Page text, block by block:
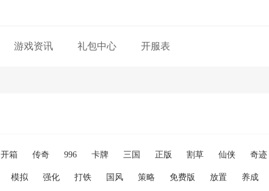
游戏资讯 礼包中心 开服表
开箱 传奇 996 卡牌 三国 正版 割草 仙侠 奇迹
模拟 强化 打铁 国风 策略 免费版 放置 养成